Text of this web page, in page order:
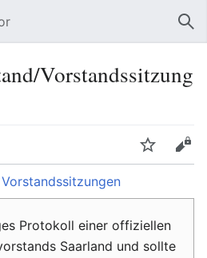
Vorstandssitzung
Beobachten
Bearbeiten
Vorstandssitzungen
Protokoll einer offiziellen
Saarland und sollte